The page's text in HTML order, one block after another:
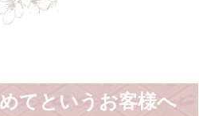
てというお客様へ